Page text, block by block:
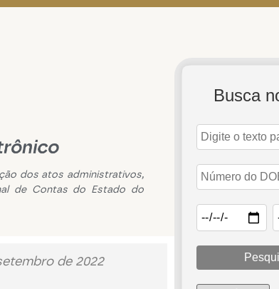
dos atos administrativos,
de Contas do Estado do
de 2022
Busca